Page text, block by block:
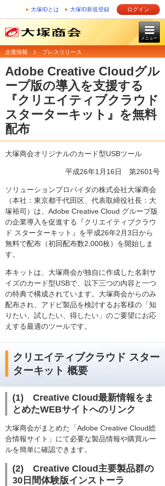
大塚IDとは 大塚ID新規登録 ログイン
メニュー
企業情報 プレスリリース
Adobe Creative Cloudグル
ープ版の導入を支援する
『クリエイティブクラウド
スターターキット』を無料
配布
大塚商会オリジナルのカード型USBツール
平成26年1月16日 第2601号
ソリューションプロバイダの株式会社大塚商会
（本社：東京都千代田区、代表取締役社長：大
塚裕司）は、Adobe Creative Cloud グループ版
の企業導入を促進する『クリエイティブクラウ
ド スターターキット』を平成26年2月3日から
無料で配布（初回配布数2,000枚）を開始しま
す。
本キットは、大塚商会が独自に作成した名刺サ
イズのカード型USBで、以下三つの内容と一つ
の特典で構成されています。大塚商会からのみ
配布され、アドビ製品を検討するお客様の「知
りたい、試したい、得したい」のご要望にお応
えする最適のツールです。
クリエイティブクラウド スター
ターキット 概要
(1) Creative Cloud最新情報をま
とめたWEBサイトへのリンク
大塚商会がまとめた「Adobe Creative Cloud総
合情報サイト」にて必要な製品情報や購買ルー
ルを簡単に確認できます。
(2) Creative Cloud主要製品群の
30日間体験版インストーラ